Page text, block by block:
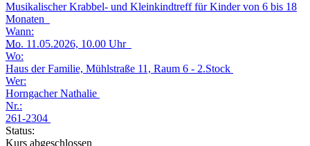
Musikalischer Krabbel- und Kleinkindtreff für Kinder von 6 bis 18
Monaten
Wann:
Mo. 11.05.2026, 10.00 Uhr
Wo:
Haus der Familie, Mühlstraße 11, Raum 6 - 2.Stock
Wer:
Horngacher Nathalie
Nr.:
261-2304
Status:
Kurs abgeschlossen